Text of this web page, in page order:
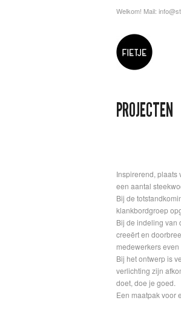
Welkom! Mail:
PROJECTEN
Inspirerend, plaats
een aantal
Bij de
klankbordgroep
Bij de indeling van
creeërt en
medewerkers
Bij het ontwerp is
verlichting zijn
doet, doe je goed.
Een maatpak voor